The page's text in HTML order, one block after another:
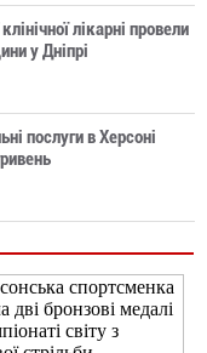
лікарні провели
у Дніпрі
послуги в Херсоні